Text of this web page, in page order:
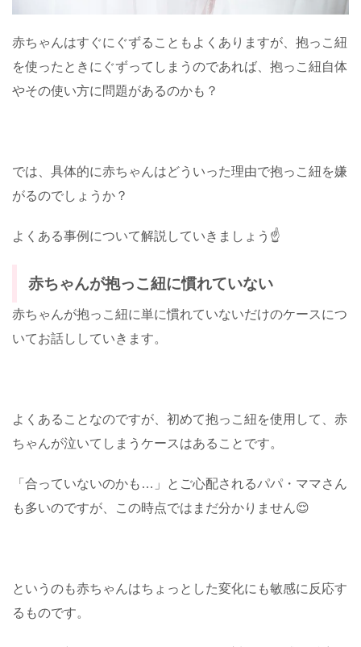
赤ちゃんはすぐにぐずることもよくありますが、抱っこ紐
を使ったときにぐずってしまうのであれば、抱っこ紐自体
やその使い方に問題があるのかも？
では、具体的に赤ちゃんはどういった理由で抱っこ紐を嫌
がるのでしょうか？
よくある事例について解説していきましょう☝️
赤ちゃんが抱っこ紐に慣れていない
赤ちゃんが抱っこ紐に単に慣れていないだけのケースにつ
いてお話ししていきます。
よくあることなのですが、初めて抱っこ紐を使用して、赤
ちゃんが泣いてしまうケースはあることです。
「合っていないのかも…」とご心配されるパパ・ママさん
も多いのですが、この時点ではまだ分かりません😌
というのも赤ちゃんはちょっとした変化にも敏感に反応す
るものです。